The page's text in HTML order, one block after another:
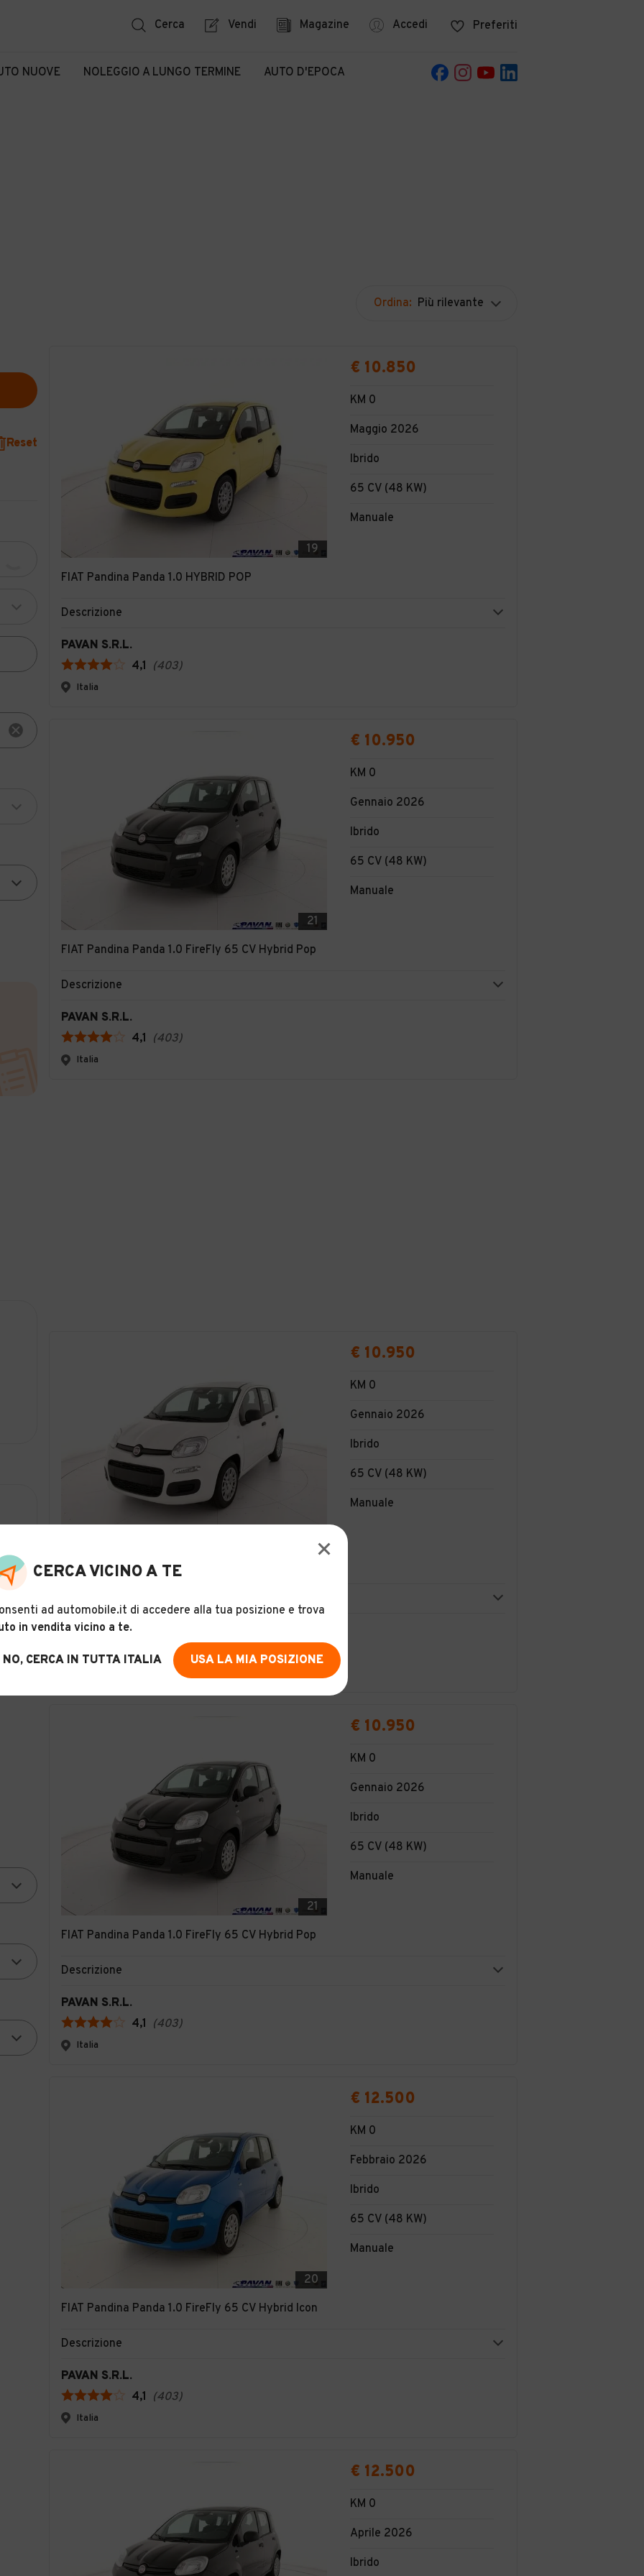
Cerca Vendi Magazine Accedi Preferiti
NUOVE NOLEGGIO A LUNGO TERMINE AUTO D'EPOCA
Ordina: Più rilevante
Reset
19
FIAT Pandina Panda 1.0 HYBRID POP
€ 10.850
KM 0
Maggio 2026
Ibrido
65 CV (48 KW)
Manuale
Descrizione
PAVAN S.R.L.
4,1 (403)
Italia
21
FIAT Pandina Panda 1.0 FireFly 65 CV Hybrid Pop
€ 10.950
KM 0
Gennaio 2026
Ibrido
65 CV (48 KW)
Manuale
Descrizione
PAVAN S.R.L.
4,1 (403)
Italia
FIAT Pandina Panda 1.0 FireFly 65 CV Hybrid Pop
€ 10.950
KM 0
Gennaio 2026
Ibrido
65 CV (48 KW)
Manuale
PAVAN S.R.L.
4,1
(403)
21
FIAT Pandina Panda 1.0 FireFly 65 CV Hybrid Pop
€ 10.950
KM 0
Gennaio 2026
Ibrido
65 CV (48 KW)
Manuale
Descrizione
PAVAN S.R.L.
4,1 (403)
Italia
20
FIAT Pandina Panda 1.0 FireFly 65 CV Hybrid Icon
€ 12.500
KM 0
Febbraio 2026
Ibrido
65 CV (48 KW)
Manuale
Descrizione
PAVAN S.R.L.
4,1 (403)
Italia
€ 12.500
KM 0
Aprile 2026
Ibrido
CERCA VICINO A TE
ad automobile.it di accedere alla tua posizione e trova
in vendita vicino a te.
NO, CERCA IN TUTTA ITALIA USA LA MIA POSIZIONE